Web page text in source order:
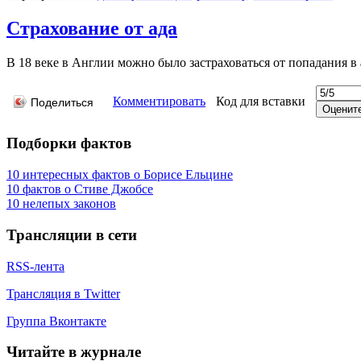
Страхование от ада
В 18 веке в Англии можно было застраховаться от попадания в
Поделиться Комментировать Код для вставки
Подборки фактов
10 интересных фактов о Борисе Ельцине
10 фактов о Стиве Джобсе
10 нелепых законов
Трансляции в сети
RSS-лента
Трансляция в Twitter
Группа Вконтакте
Читайте в журнале